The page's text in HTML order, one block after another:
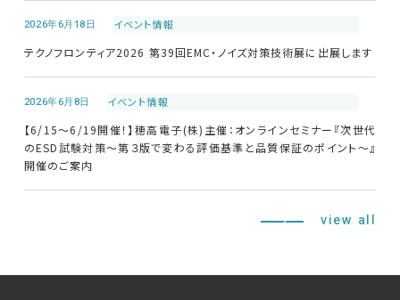
2026年6月18日 イベント情報
テクノフロンティア2026 第39回EMC・ノイズ対策技術展に出展します
2026年6月8日 イベント情報
【6/15～6/19開催！】穂高電子(株)主催：オンラインセミナー『次世代
のESD試験対策～第３版で変わる評価基準と品質保証のポイント～』
開催のご案内
view all